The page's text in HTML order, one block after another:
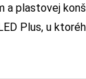
a plastovej
Plus, u